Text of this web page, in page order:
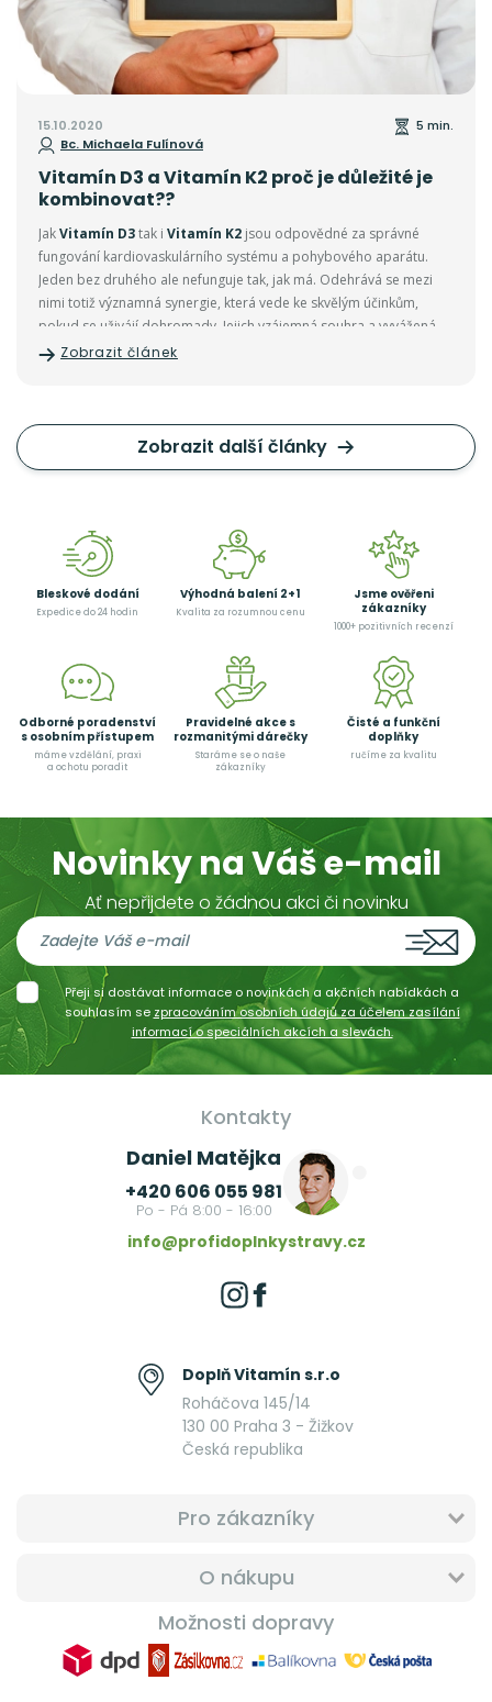
15.10.2020
Bc. Michaela Fulínová
5 min.
Vitamín D3 a Vitamín K2 proč je důležité je
kombinovat??
JakVitamín D3tak i Vitamín K2 jsou odpovědné za správné
fungování kardiovaskulárního systému a pohybového aparátu.
Jeden bez druhého ale nefunguje tak, jak má. Odehrává se mezi
nimi totiž významná synergie, která vede ke skvělým účinkům,
pokud se uživájí dohromady. Jejich vzájemná souhra a vyvážená
hladina v těle funguje jako výborná prevence před různými
tkání tak, aby se neukládal v cévách a nevznikala tzn. arteriální
Zobrazit článek
Zobrazit další články
Bleskové dodání
Expedice do 24 hodin
Výhodná balení 2+1
Kvalita za rozumnou cenu
Jsme ověřeni
zákazníky
1000+ pozitivních recenzí
Odborné poradenství
s osobním přístupem
máme vzdělání, praxi
a ochotu poradit
Pravidelné akce s
rozmanitými dárečky
Staráme se o naše
zákazníky
Čisté a funkční
doplňky
ručíme za kvalitu
Novinky na Váš e-mail
Ať nepřijdete o žádnou akci či novinku
Přeji si dostávat informace o novinkách a akčních nabídkách a
souhlasím se zpracováním osobních údajů za účelem zasílání
informací o speciálních akcích a slevách.
Kontakty
Daniel Matějka
+420 606 055 981
Po - Pá 8:00 - 16:00
info@profidoplnkystravy.cz
Doplň Vitamín s.r.o
Roháčova 145/14
130 00 Praha 3 - Žižkov
Česká republika
Pro zákazníky
O nákupu
Možnosti dopravy